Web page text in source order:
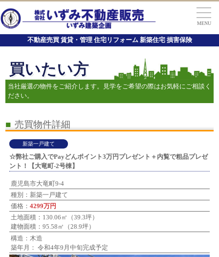
MENU
不動産売買 賃貸・管理 住宅リフォーム 新築住宅 損害保険
買いたい方
当社厳選の物件をご紹介します。見学をご希望の際はお気軽にご相談く
ださい。
■ 売買物件詳細
新築一戸建て
☆弊社ご購入でPayどんポイント3万円プレゼント＋内覧で粗品プレゼ
ント！【大竜町-2号棟】
鹿児島市大竜町9-4
種別：新築一戸建て
価格：4299万円
土地面積：130.06㎡（39.3坪）
建物面積：95.58㎡（28.9坪）
構造：木造
築年月： 令和4年9月中旬完成予定